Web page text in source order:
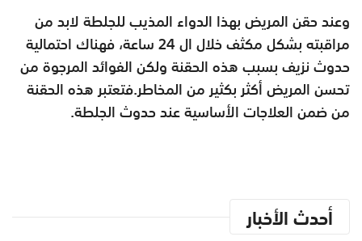
وعند حقن المريض بهذا الدواء المذيب للجلطة لابد من
مراقبته بشكل مكثف خلال ال 24 ساعة، فهناك احتمالية
حدوث نزيف بسبب هذه الحقنة ولكن الفوائد المرجوة من
تحسن المريض أكثر بكثير من المخاطر.فتعتبر هذه الحقنة
من ضمن العلاجات الأساسية عند حدوث الجلطة.
أحدث الأخبار